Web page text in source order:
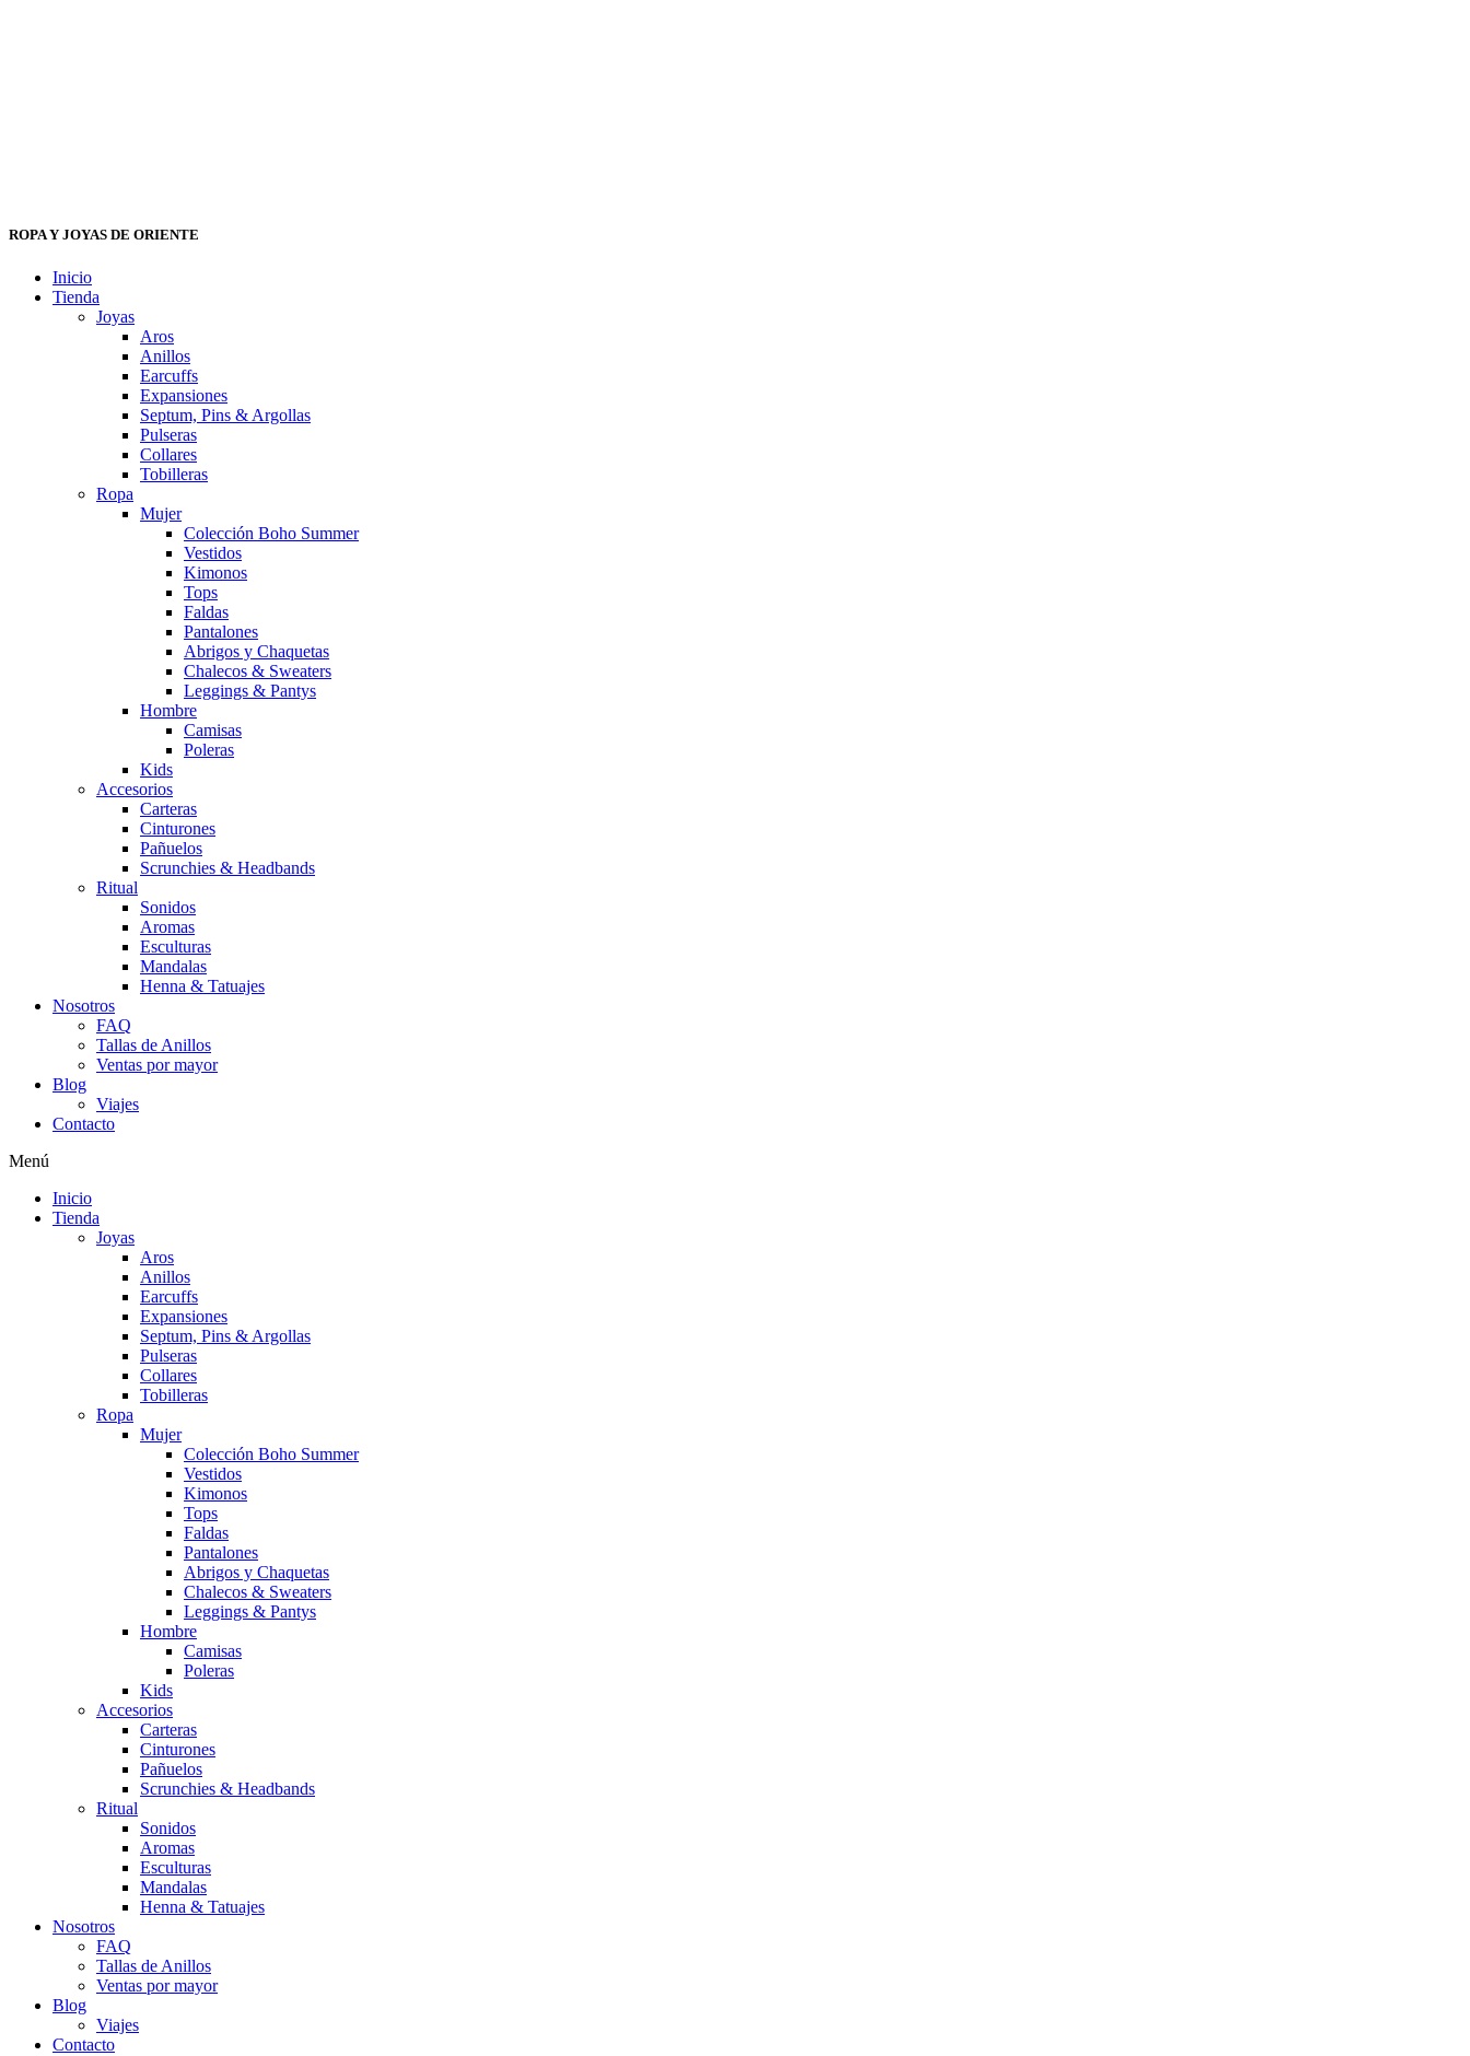
ROPA Y JOYAS DE ORIENTE
Inicio
Tienda
Joyas
Aros
Anillos
Earcuffs
Expansiones
Septum, Pins & Argollas
Pulseras
Collares
Tobilleras
Ropa
Mujer
Colección Boho Summer
Vestidos
Kimonos
Tops
Faldas
Pantalones
Abrigos y Chaquetas
Chalecos & Sweaters
Leggings & Pantys
Hombre
Camisas
Poleras
Kids
Accesorios
Carteras
Cinturones
Pañuelos
Scrunchies & Headbands
Ritual
Sonidos
Aromas
Esculturas
Mandalas
Henna & Tatuajes
Nosotros
FAQ
Tallas de Anillos
Ventas por mayor
Blog
Viajes
Contacto
Menú
Inicio
Tienda
Joyas
Aros
Anillos
Earcuffs
Expansiones
Septum, Pins & Argollas
Pulseras
Collares
Tobilleras
Ropa
Mujer
Colección Boho Summer
Vestidos
Kimonos
Tops
Faldas
Pantalones
Abrigos y Chaquetas
Chalecos & Sweaters
Leggings & Pantys
Hombre
Camisas
Poleras
Kids
Accesorios
Carteras
Cinturones
Pañuelos
Scrunchies & Headbands
Ritual
Sonidos
Aromas
Esculturas
Mandalas
Henna & Tatuajes
Nosotros
FAQ
Tallas de Anillos
Ventas por mayor
Blog
Viajes
Contacto